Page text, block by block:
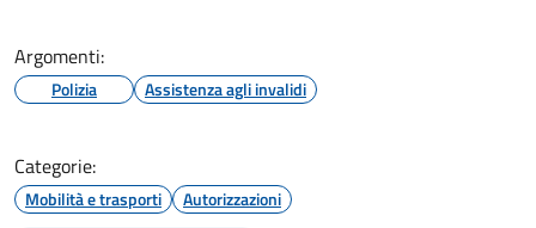
Argomenti:
Polizia Assistenza agli invalidi
Categorie:
Mobilità e trasporti
Autorizzazioni